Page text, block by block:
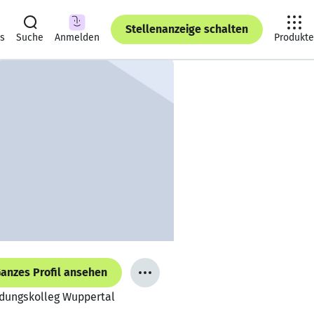
Suche Anmelden
Stellenanzeige schalten
Produkte
Profil ansehen
Wuppertal